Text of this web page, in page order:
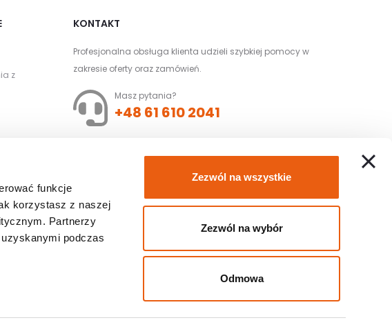
funkcje
korzystasz z naszej
Partnerzy
podczas
Zezwól na wszystkie
Zezwól na wybór
Odmowa
z
KONTAKT
Profesjonalna obsługa klienta udzieli szybkiej pomocy w
zakresie oferty oraz zamówień.
Masz pytania?
+48 61 610 2041
Złóż zamówienie z
dofinansowaniem